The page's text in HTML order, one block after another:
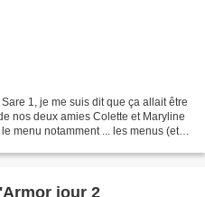
1, je me suis dit que ça allait être
nos deux amies Colette et Maryline
menu notamment ... les menus (et
jour 2